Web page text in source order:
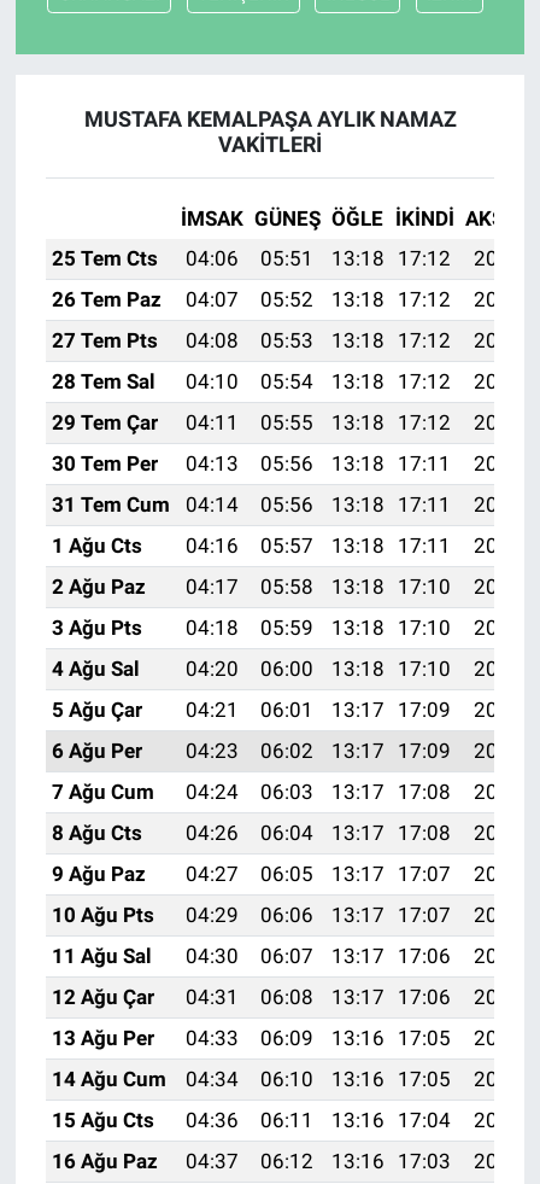
MUSTAFA KEMALPAŞA AYLIK NAMAZ
VAKITLERI
İMSAK GÜNEŞ ÖĞLE İKINDI AKŞAM
25 Tem Cts
04:06 05:51 13:18 17:12
20:35
26 Tem Paz
04:07 05:52 13:18 17:12
20:34
27 Tem Pts
04:08 05:53 13:18 17:12
20:33
28 Tem Sal
04:10 05:54 13:18 17:12
20:32
29 Tem Çar
04:11 05:55 13:18 17:12
20:31
30 Tem Per
04:13 05:56 13:18 17:11
20:30
31 Tem Cum
04:14 05:56 13:18 17:11
20:29
1 Ağu Cts
04:16 05:57 13:18 17:11
20:28
2 Ağu Paz
04:17 05:58 13:18 17:10
20:27
3 Ağu Pts
04:18 05:59 13:18 17:10
20:26
4 Ağu Sal
04:20 06:00 13:18 17:10
20:25
5 Ağu Çar
04:21 06:01 13:17 17:09
20:24
6 Ağu Per
04:23 06:02 13:17 17:09
20:23
7 Ağu Cum
04:24 06:03 13:17 17:08
20:21
8 Ağu Cts
04:26 06:04 13:17 17:08
20:20
9 Ağu Paz
04:27 06:05 13:17 17:07
20:19
10 Ağu Pts
04:29 06:06 13:17 17:07
20:18
11 Ağu Sal
04:30 06:07 13:17 17:06
20:17
12 Ağu Çar
04:31 06:08 13:17 17:06
20:15
13 Ağu Per
04:33 06:09 13:16 17:05
20:14
14 Ağu Cum
04:34 06:10 13:16 17:05
20:13
15 Ağu Cts
04:36 06:11 13:16 17:04
20:11
16 Ağu Paz
04:37 06:12 13:16 17:03
20:10